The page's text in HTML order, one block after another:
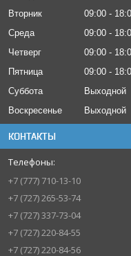
Вторник
09:00
Среда
09:00
Четверг
09:00
Пятница
09:00
Суббота
Выходной
Воскресенье
Выходной
КОНТАКТЫ
+7 (777) 710-13-10
+7 (727) 265-53-74
+7 (727) 337-73-04
+7 (727) 220-84-55
+7 (727) 220-84-56